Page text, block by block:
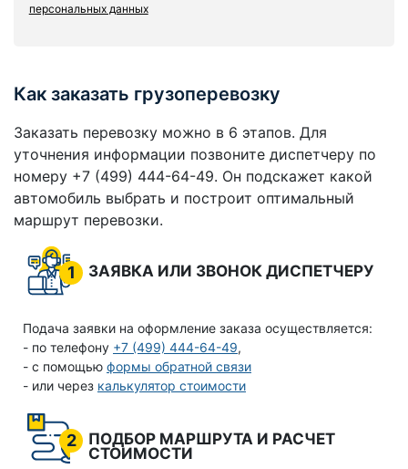
персональных данных
Как заказать грузоперевозку
Заказать перевозку можно в 6 этапов. Для
уточнения информации позвоните диспетчеру по
номеру +7 (499) 444-64-49. Он подскажет какой
автомобиль выбрать и построит оптимальный
маршрут перевозки.
1 ЗАЯВКА ИЛИ ЗВОНОК ДИСПЕТЧЕРУ
Подача заявки на оформление заказа осуществляется:
- по телефону +7 (499) 444-64-49,
- с помощью формы обратной связи
- или через калькулятор стоимости
2
ПОДБОР МАРШРУТА И РАСЧЕТ
СТОИМОСТИ